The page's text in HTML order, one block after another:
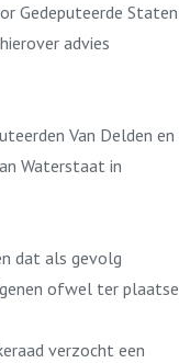
Gedeputeerde Staten
advies
Van Delden en
Waterstaat in
dat als gevolg
ofwel ter plaatse
verzocht een